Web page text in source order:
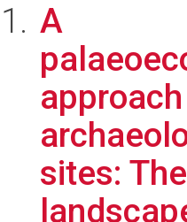
A
sites: The